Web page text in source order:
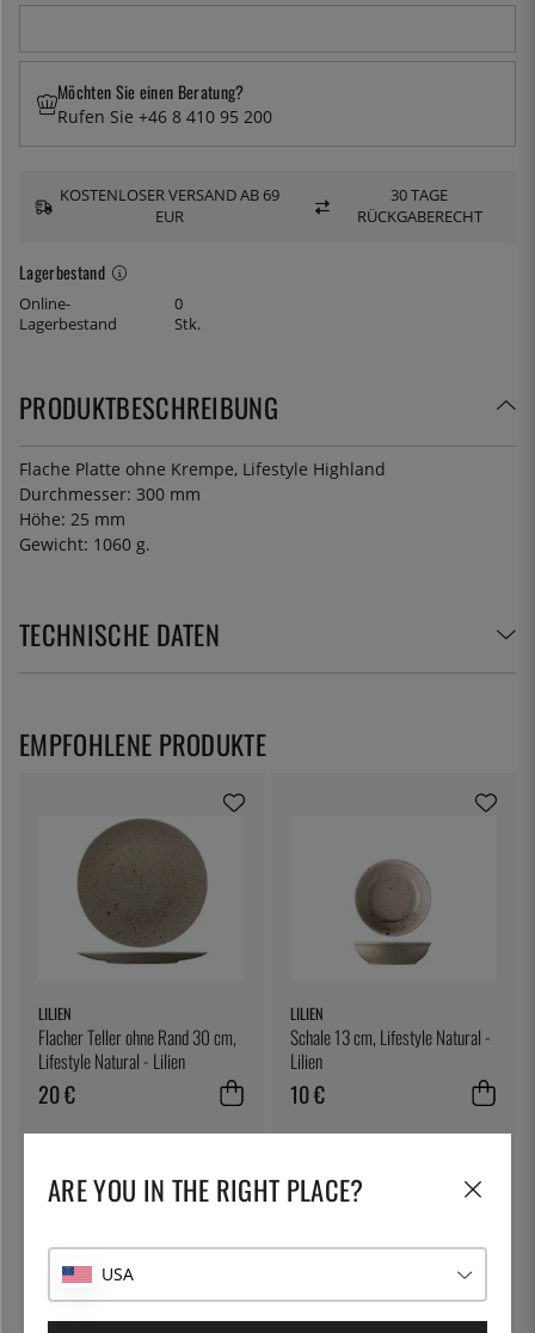
Lagerbestand
Online-
Lagerbestand
0
Stk.
Möchten Sie einen Beratung?
Rufen Sie +46 8 410 95 200
KOSTENLOSER VERSAND AB 69
EUR
30 TAGE
RÜCKGABERECHT
PRODUKTBESCHREIBUNG
Flache Platte ohne Krempe, Lifestyle Highland
Durchmesser: 300 mm
Höhe: 25 mm
Gewicht: 1060 g.
TECHNISCHE DATEN
LILIEN
Flacher Teller ohne Rand 30 cm,
Lifestyle Natural - Lilien
20 €
LILIEN
Schale 13 cm, Lifestyle Natural -
Lilien
10 €
EMPFOHLENE PRODUKTE
ARE YOU IN THE RIGHT PLACE?
USA